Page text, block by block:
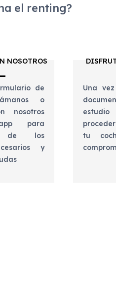
el renting?
NOSOTROS
de
o
nosotros
para
de los
y
Una
tu